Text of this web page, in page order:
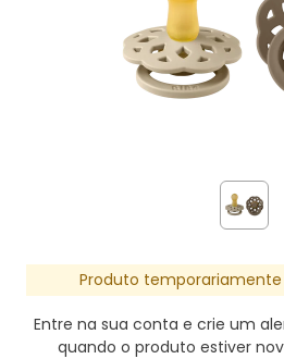
Produto
Entre na sua conta e crie um
quando o produto estiver